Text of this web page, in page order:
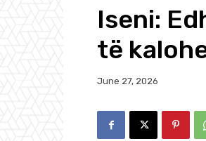
Iseni:
të
June 27, 2026